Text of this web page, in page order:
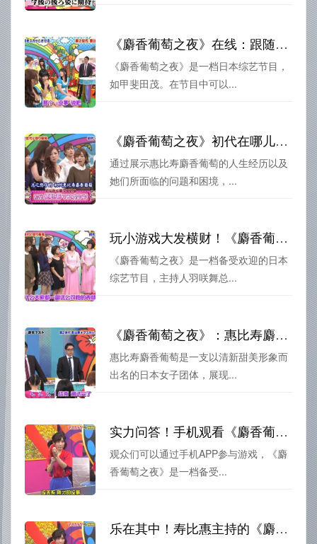
《麝香葡萄之夜》在线：跟随惠比寿成员一起体验疯狂而欢快的游戏
《麝香葡萄之夜》是一档日本综艺节目，
如甲斐田茂。在节目中可以...
《麝香葡萄之夜》初代在哪儿看？陪你寻找答案
通过展示惠比寿麝香葡萄的人生经历以及
她们所面临的问题和困境，...
玩小游戏大发横财！《麝香葡萄之夜》羽咲邀请你参加财富乐园
《麝香葡萄之夜》是一档备受欢迎的日本
综艺节目，主持人羽咲舞总...
《麝香葡萄之夜》：惠比寿麝香葡萄青春活力尽显，必看
惠比寿麝香葡萄是一支以清新甜美形象而
出名的日本女子团体，展现...
实力问答！手机观看《麝香葡萄之夜》搞笑脑力大比拼
观众们可以通过手机APP参与游戏，《麝
香葡萄之夜》是一档备受...
乐在其中！寿比惠主持的《麝香葡萄之夜》网盘盛宴开启